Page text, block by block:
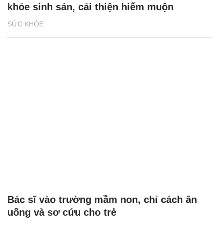
SỨC KHỎE
khỏe sinh sản, cải thiện hiếm muộn
Bác sĩ vào trường mầm non, chỉ cách ăn
uống và sơ cứu cho trẻ